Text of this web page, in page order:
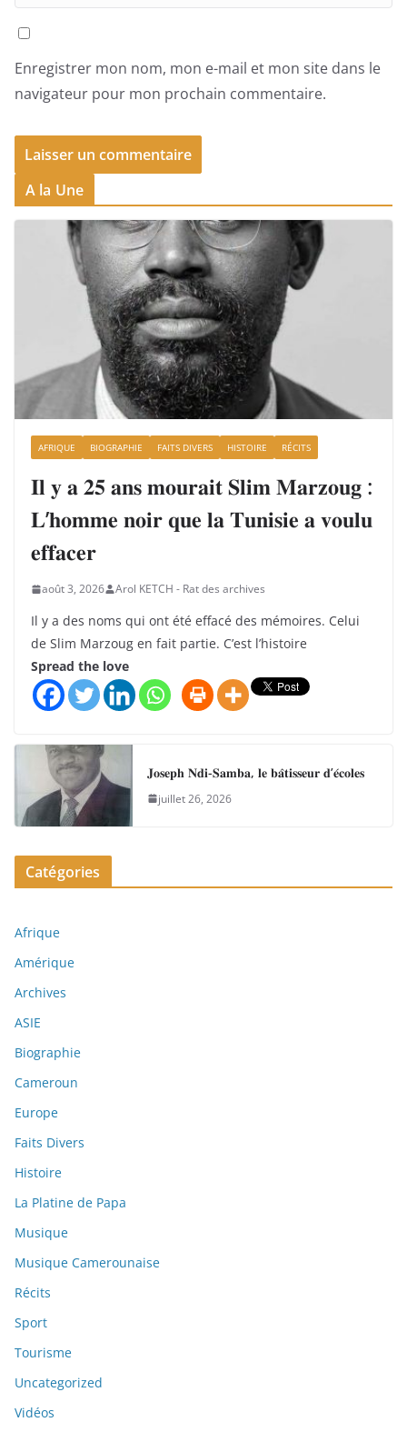
Enregistrer mon nom, mon e-mail et mon site dans le
navigateur pour mon prochain commentaire.
A la Une
AFRIQUE BIOGRAPHIE FAITS DIVERS HISTOIRE RÉCITS
𝐈𝐥 𝐲 𝐚 𝟐𝟓 𝐚𝐧𝐬 𝐦𝐨𝐮𝐫𝐚𝐢𝐭 𝐒𝐥𝐢𝐦 𝐌𝐚𝐫𝐳𝐨𝐮𝐠 :
𝐋’𝐡𝐨𝐦𝐦𝐞 𝐧𝐨𝐢𝐫 𝐪𝐮𝐞 𝐥𝐚 𝐓𝐮𝐧𝐢𝐬𝐢𝐞 𝐚 𝐯𝐨𝐮𝐥𝐮
𝐞𝐟𝐟𝐚𝐜𝐞𝐫
août 3, 2026 Arol KETCH - Rat des archives
Il y a des noms qui ont été effacé des mémoires. Celui
de Slim Marzoug en fait partie. C’est l’histoire
Spread the love
𝐉𝐨𝐬𝐞𝐩𝐡 𝐍𝐝𝐢-𝐒𝐚𝐦𝐛𝐚, 𝐥𝐞 𝐛𝐚̂𝐭𝐢𝐬𝐬𝐞𝐮𝐫 𝐝’𝐞́𝐜𝐨𝐥𝐞𝐬
juillet 26, 2026
Catégories
Afrique
Amérique
Archives
ASIE
Biographie
Cameroun
Europe
Faits Divers
Histoire
La Platine de Papa
Musique
Musique Camerounaise
Récits
Sport
Tourisme
Uncategorized
Vidéos